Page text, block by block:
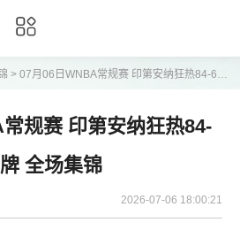
> 07月06日WNBA常规赛 印第安纳狂热84-68拉斯维加斯王牌 全场集锦
规赛 印第安纳狂热84-
全场集锦
2026-07-06 18:00:21